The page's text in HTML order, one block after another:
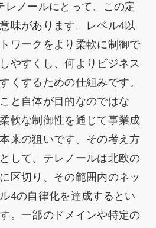
レノールにとって、この定
味があります。レベル4以
ワークをより柔軟に制御で
やすくし、何よりビジネス
くするための仕組みです。
と自体が目的なのではな
軟な制御性を通じて事業成
来の狙いです。その考え方
して、テレノールは北欧の
区切り、その範囲内のネッ
4の自律化を達成するとい
。一部のドメインや特定の